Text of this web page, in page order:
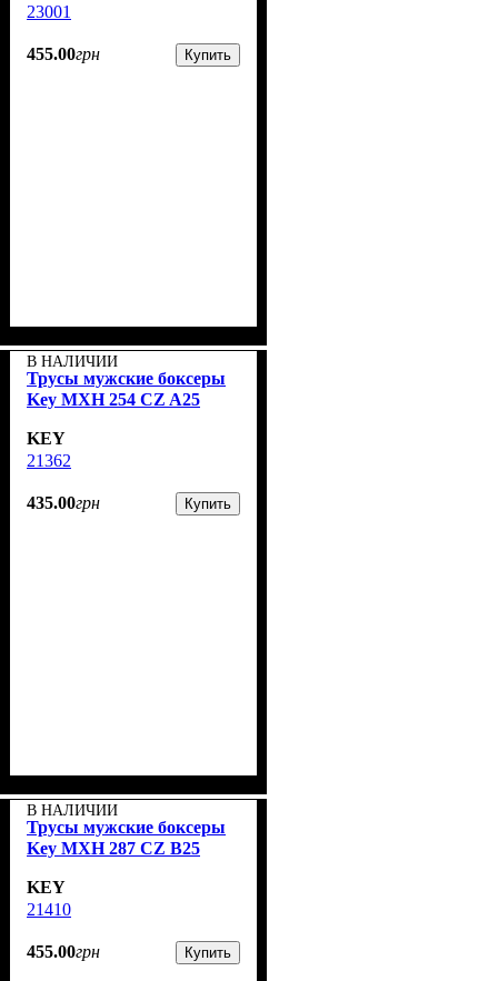
23001
455.00грн Купить
В НАЛИЧИИ
Трусы мужские боксеры
Key MXH 254 CZ A25
KEY
21362
435.00грн Купить
В НАЛИЧИИ
Трусы мужские боксеры
Key MXH 287 CZ B25
KEY
21410
455.00грн Купить